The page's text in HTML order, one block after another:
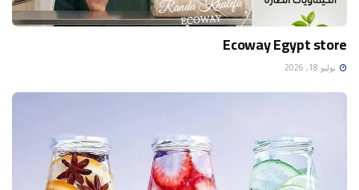
Ecoway Egypt store
يوليو 18, 2026